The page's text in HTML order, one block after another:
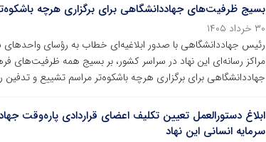
بسیج ظرفیت‌های جهاددانشگاهی برای برگزاری هرچه
۳۰ خرداد ۱۴۰۵
رئیس جهاددانشگاهی با صدور ابلاغیه‌ای خطاب به رؤسای واحدهای
مراکز رسانه‌ای این نهاد در سراسر کشور، بر بسیج همه ظرفیت‌های
جهاددانشگاهی برای برگزاری هرچه باشکوه‌تر مراسم تشییع و تدفین
ابلاغ دستورالعمل تعیین تکلیف اعضای قراردادی پاره‌وقت
سرمایه انسانی این نهاد